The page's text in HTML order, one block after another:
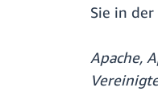
Sie in der
Apache,